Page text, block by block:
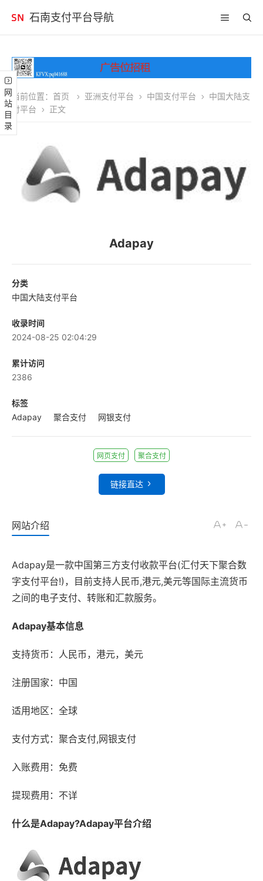
石南支付平台导航
网站目录 当前位置： 首页 亚洲支付平台 中国支付平台
中国大陆支
付平台
正文
Adapay
分类
中国大陆支付平台
收录时间
2024-08-25 02:04:29
累计访问
2386
标签
Adapay
聚合支付 网银支付
网页支付 聚合支付
链接直达
网站介绍
Adapay是一款中国第三方支付收款平台(汇付天下聚合数
字支付平台!)，目前支持人民币,港元,美元等国际主流货币
之间的电子支付、转账和汇款服务。
Adapay基本信息
支持货币：人民币，港元，美元
注册国家：中国
适用地区：全球
支付方式：聚合支付,网银支付
入账费用：免费
提现费用：不详
什么是Adapay?Adapay平台介绍